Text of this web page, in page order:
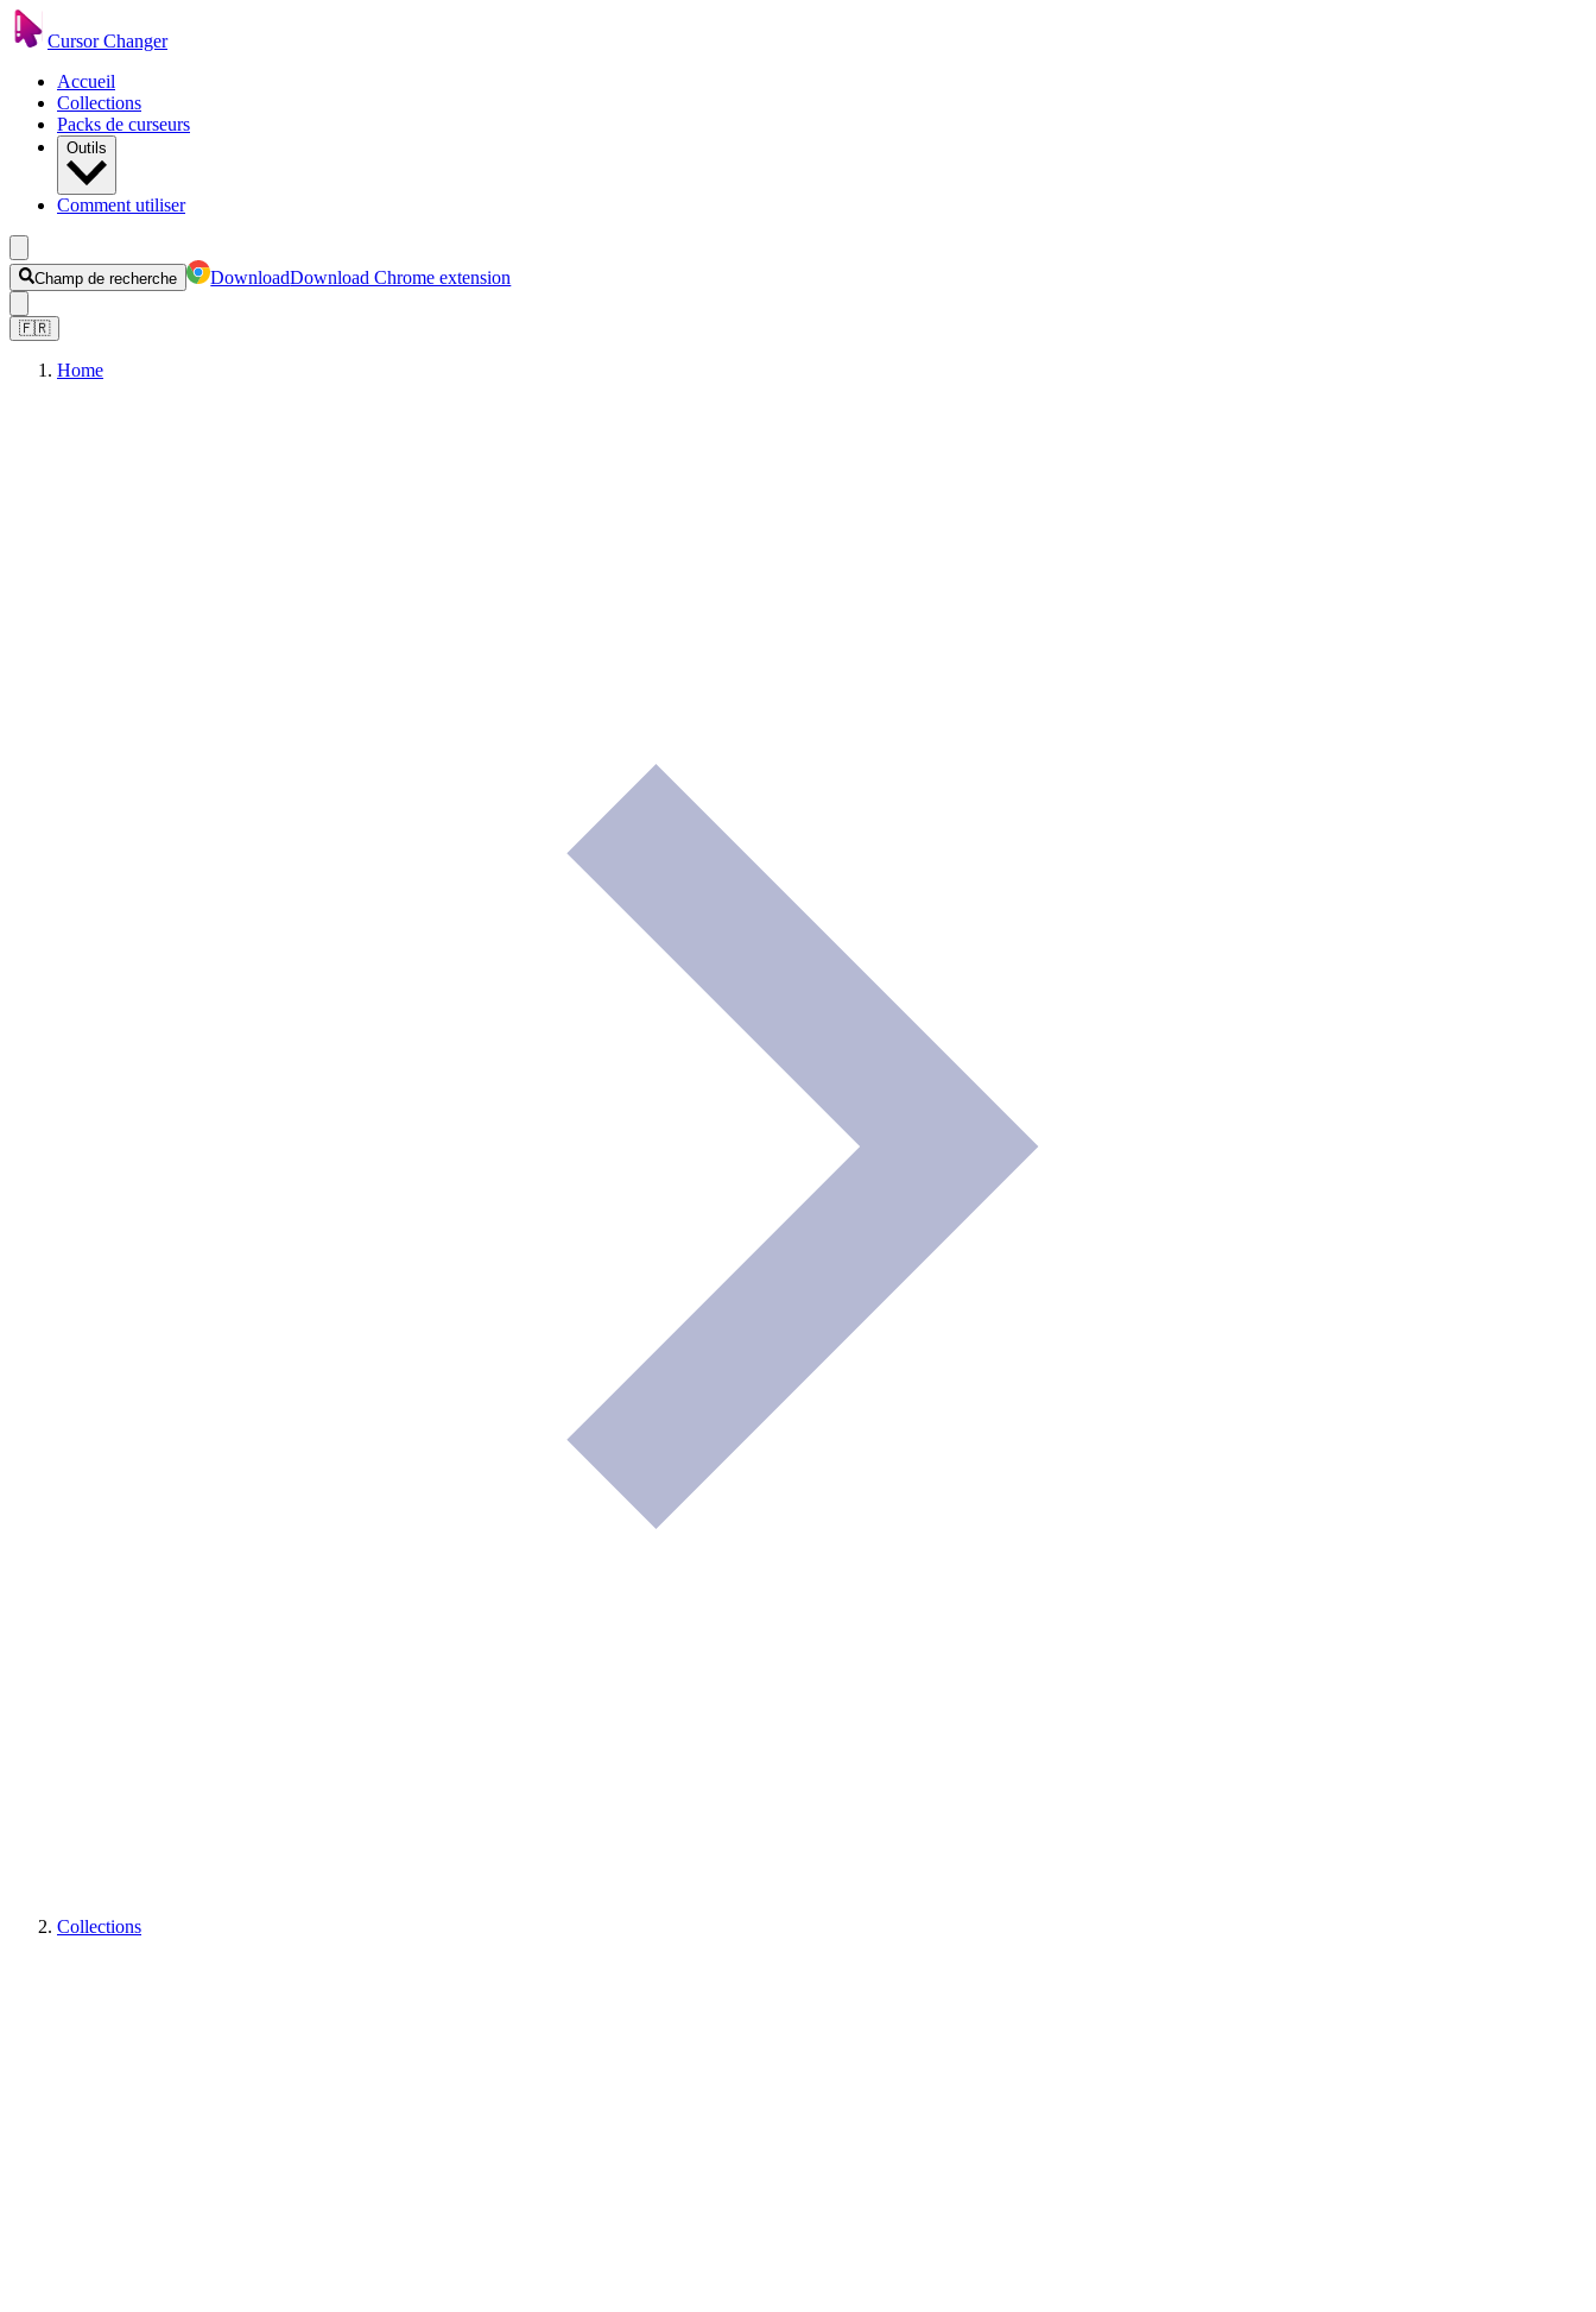
Cursor Changer
Accueil
Collections
Packs de curseurs
Outils
Comment utiliser
Champ de recherche DownloadDownload Chrome extension
🇫🇷
Home
Collections